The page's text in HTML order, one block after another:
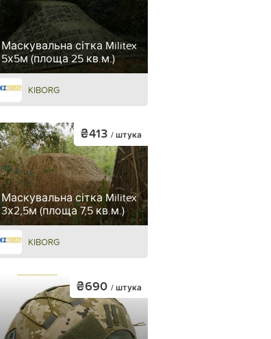
Маскувальна сітка Militex
5х5м (площа 25 кв.м.)
KIBORG
Маскувальна сітка Militex
3х2,5м (площа 7,5 кв.м.)
₴413 / штука
KIBORG
₴690 / штука